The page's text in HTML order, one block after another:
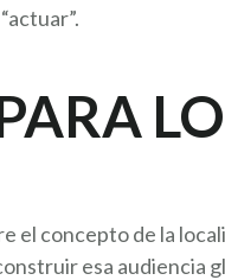
el concepto de la
esa audiencia